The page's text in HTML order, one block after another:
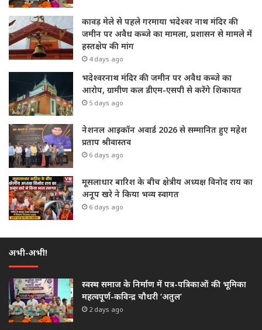
कावड़ मेले से पहले गरमाया भदेश्वर नाथ मंदिर की
जमीन पर अवैध कब्जे का मामला, प्रशासन से मामले में
हस्तक्षेप की मांग
4 days ago
भदेश्वरनाथ मंदिर की जमीन पर अवैध कब्जे का
आरोप, ग्रामीण कल डीएम-एसपी से करेंगे शिकायत
5 days ago
नेशनल आइकॉन अवार्ड 2026 से सम्मानित हुए महेश
प्रताप श्रीवास्तव
6 days ago
मूसलाधार बारिश के बीच क्षेत्रीय अध्यक्ष विनोद राय का
अनूप खरे ने किया भव्य स्वागत
6 days ago
अभी-अभी!
स्वस्थ समाज के निर्माण में पत्र-पत्रिकाओं की भूमिका
महत्वपूर्ण-कविन्द्र चौधरी ‘अतुल’
2 days ago